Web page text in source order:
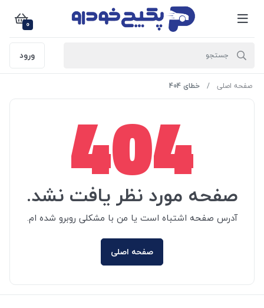
0
ورود
صفحه اصلی خطای 404
404
صفحه مورد نظر یافت نشد.
آدرس صفحه اشتباه است یا من با مشکلی روبرو شده ام.
صفحه اصلی